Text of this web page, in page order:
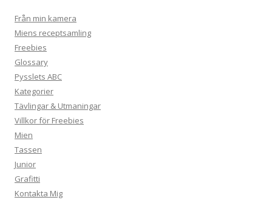
Från min kamera
Miens receptsamling
Freebies
Glossary
Pysslets ABC
Kategorier
Tävlingar & Utmaningar
Villkor för Freebies
Mien
Tassen
Junior
Grafitti
Kontakta Mig